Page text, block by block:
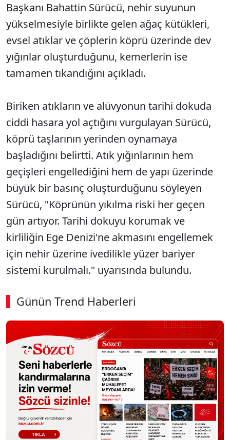
Başkanı Bahattin Sürücü, nehir suyunun
yükselmesiyle birlikte gelen ağaç kütükleri,
evsel atıklar ve çöplerin köprü üzerinde dev
yığınlar oluşturduğunu, kemerlerin ise
tamamen tıkandığını açıkladı.
Biriken atıkların ve alüvyonun tarihi dokuda
ciddi hasara yol açtığını vurgulayan Sürücü,
köprü taşlarının yerinden oynamaya
başladığını belirtti. Atık yığınlarının hem
geçişleri engellediğini hem de yapı üzerinde
büyük bir basınç oluşturduğunu söyleyen
Sürücü, "Köprünün yıkılma riski her geçen
gün artıyor. Tarihi dokuyu korumak ve
kirliliğin Ege Denizi'ne akmasını engellemek
için nehir üzerine ivedilikle yüzer bariyer
sistemi kurulmalı." uyarısında bulundu.
Günün Trend Haberleri